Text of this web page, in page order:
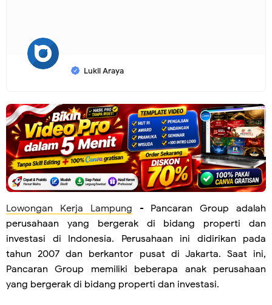
Lukil Araya
Lowongan Kerja Lampung - Pancaran Group adalah
perusahaan yang bergerak di bidang properti dan
investasi di Indonesia. Perusahaan ini didirikan pada
tahun 2007 dan berkantor pusat di Jakarta. Saat ini,
Pancaran Group memiliki beberapa anak perusahaan
yang bergerak di bidang properti dan investasi.